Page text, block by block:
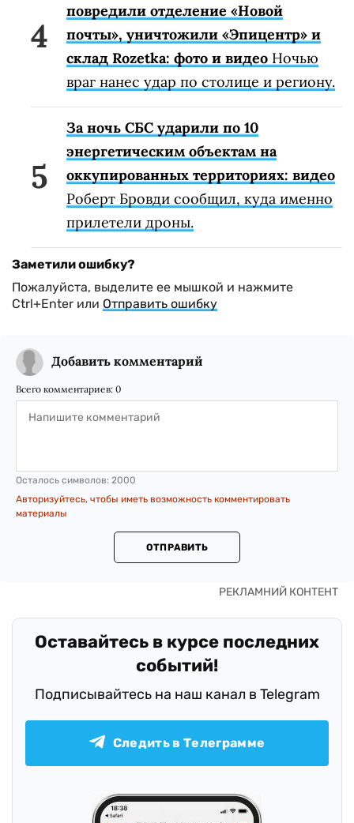
повредили отделение «Новой
почты», уничтожили «Эпицентр» и
склад Rozetka: фото и видео Ночью
враг нанес удар по столице и региону.
За ночь СБС ударили по 10
энергетическим объектам на
оккупированных территориях: видео
Роберт Бровди сообщил, куда именно
прилетели дроны.
Заметили ошибку?
Пожалуйста, выделите ее мышкой и нажмите
Ctrl+Enter или Отправить ошибку
Добавить комментарий
Всего комментариев: 0
Осталось символов: 2000
Авторизуйтесь, чтобы иметь возможность комментировать
материалы
ОТПРАВИТЬ
Оставайтесь в курсе последних
событий!
Подписывайтесь на наш канал в Telegram
Следить в Телеграмме